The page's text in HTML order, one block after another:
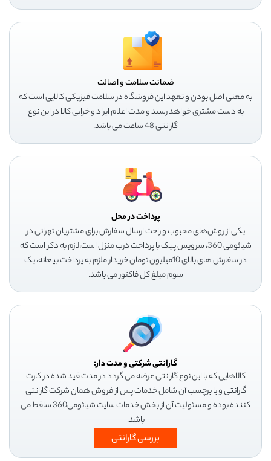
ضمانت سلامت و اصالت
به معنی اصل بودن و تعهد این فروشگاه در سلامت فیزیکی کالایی است که
به دست مشتری خواهد رسید و مدت اعلام ایراد و خرابی کالا در این نوع
گارانتی 48 ساعت می باشد.
پرداخت در محل
یکی از روش‌های محبوب و راحت ارسال سفارش برای مشتریان تهرانی در
شیائومی 360، سرویس پیک با پرداخت درب منزل است،لازم به ذکر است که
در سفارش های بالای 10میلیون تومان خریدار ملزم به پرداخت بیعانه، یک
سوم مبلغ کل فاکتور می باشد.
گارانتی شرکتی و مدت دار:
کالاهایی که با این نوع گارانتی عرضه می گردد در مدت قید شده در کارت
گارانتی و یا برچسب آن شامل خدمات پس از فروش همان شرکت گارانتی
کننده بوده و مسئولیت آن از بخش خدمات سایت شیائومی360 ساقط می
باشد.
بررسی گارانتی